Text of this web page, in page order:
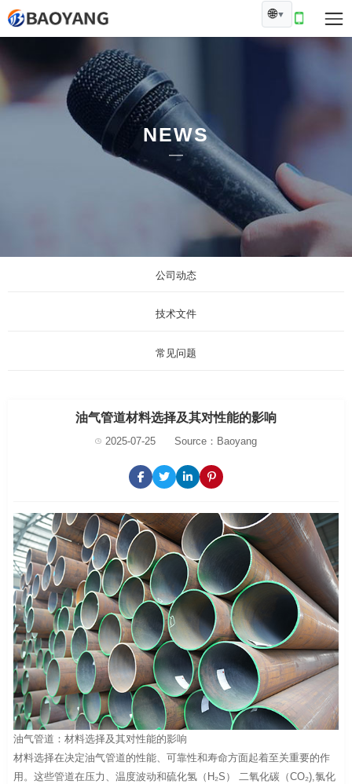
🌐▼
NEWS
公司动态
技术文件
常见问题
油气管道材料选择及其对性能的影响
2025-07-25 Source：Baoyang
油气管道：材料选择及其对性能的影响
材料选择在决定油气管道的性能、可靠性和寿命方面起着至关重要的作
用。这些管道在压力、温度波动和硫化氢（H₂S） 二氧化碳（CO₂),氯化